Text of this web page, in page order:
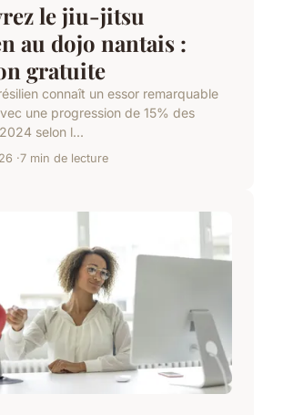
le jiu-jitsu
au dojo nantais :
gratuite
connaît un essor remarquable
une progression de 15% des
selon l...
7 min de lecture